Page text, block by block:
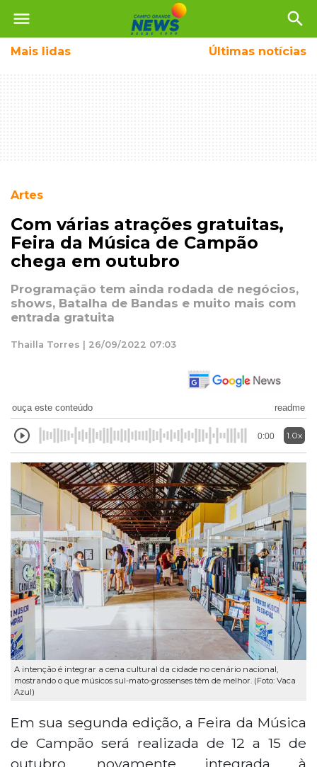
menu search
Mais lidas Últimas notícias
Artes
Com várias atrações gratuitas,
Feira da Música de Campão
chega em outubro
Programação tem ainda rodada de negócios,
shows, Batalha de Bandas e muito mais com
entrada gratuita
Thailla Torres | 26/09/2022 07:03
ouça este conteúdo readme
0:00 1.0x
A intenção é integrar a cena cultural da cidade no cenário nacional,
mostrando o que músicos sul-mato-grossenses têm de melhor. (Foto: Vaca
Azul)
Em sua segunda edição, a Feira da Música
de Campão será realizada de 12 a 15 de
outubro, novamente integrada à